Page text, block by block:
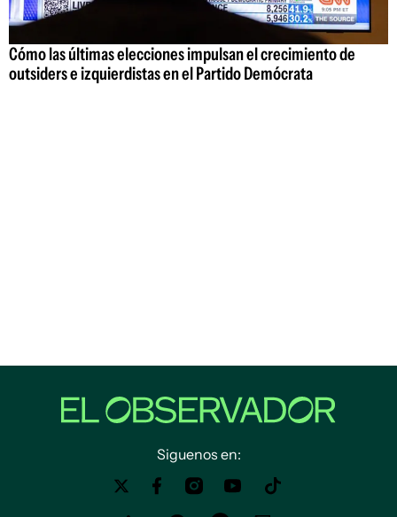
Cómo las últimas elecciones impulsan el crecimiento de
outsiders e izquierdistas en el Partido Demócrata
Siguenos en: